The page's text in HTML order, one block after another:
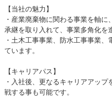
【当社の魅力】
・産業廃棄物に関わる事業を軸
承継を取り入れて、事業多角化を
・土木工事事業、防水工事事業
ています。
【キャリアパス】
・入社後、更なるキャリアアッ
戦する事も可能です。